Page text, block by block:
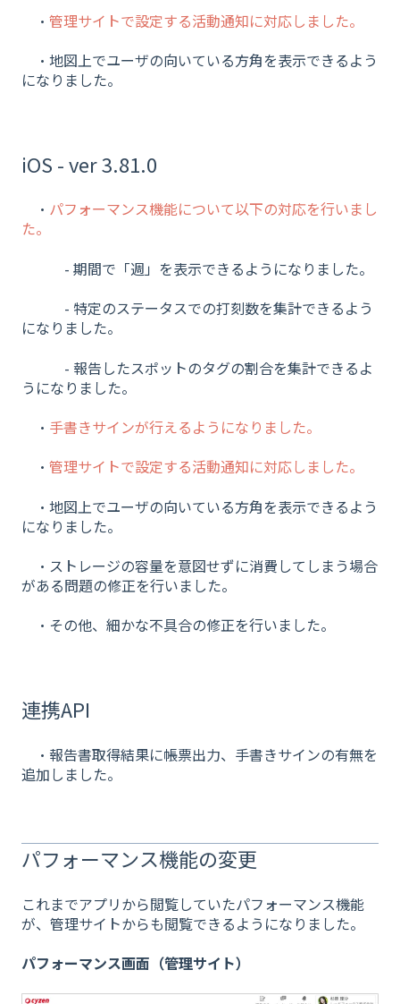
・ 管理サイトで設定する活動通知に対応しました。
・地図上でユーザの向いている方角を表示できるよう
になりました。
iOS - ver 3.81.0
・ パフォーマンス機能について以下の対応を行いまし
た。
- 期間で「週」を表示できるようになりました。
- 特定のステータスでの打刻数を集計できるよう
になりました。
- 報告したスポットのタグの割合を集計できるよ
うになりました。
・ 手書きサインが行えるようになりました。
・ 管理サイトで設定する活動通知に対応しました。
・地図上でユーザの向いている方角を表示できるよう
になりました。
・ストレージの容量を意図せずに消費してしまう場合
がある問題の修正を行いました。
・その他、細かな不具合の修正を行いました。
連携API
・報告書取得結果に帳票出力、手書きサインの有無を
追加しました。
パフォーマンス機能の変更
これまでアプリから閲覧していたパフォーマンス機能
が、管理サイトからも閲覧できるようになりました。
パフォーマンス画面（管理サイト）